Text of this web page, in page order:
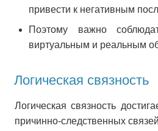
привести к негативным
Поэтому важно
виртуальным и реальным
Логическая связность
Логическая связность
причинно-следственных